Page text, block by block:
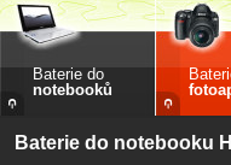
Baterie do
notebooků
Baterie do notebooku